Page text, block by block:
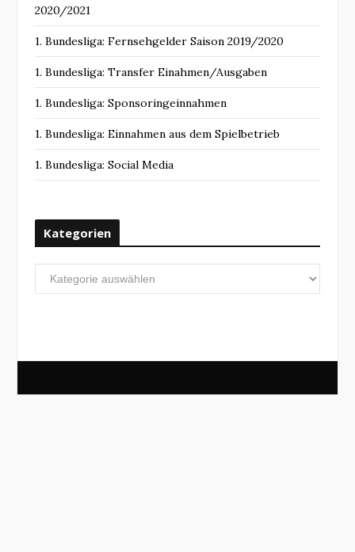
2020/2021
1. Bundesliga: Fernsehgelder Saison 2019/2020
1. Bundesliga: Transfer Einahmen/Ausgaben
1. Bundesliga: Sponsoringeinnahmen
1. Bundesliga: Einnahmen aus dem Spielbetrieb
1. Bundesliga: Social Media
Kategorien
Kategorien